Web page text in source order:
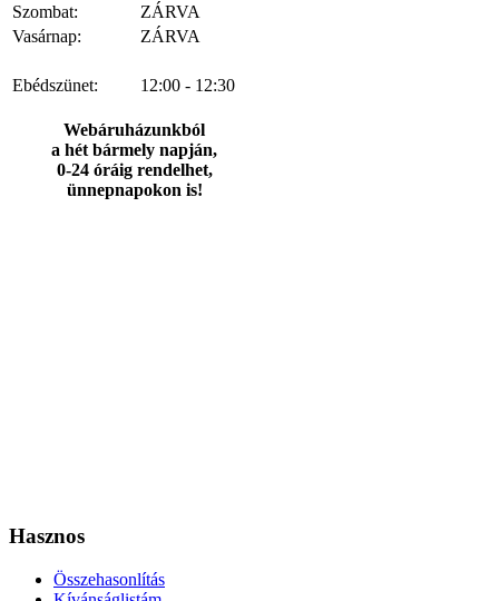
Szombat:
ZÁRVA
Vasárnap:
ZÁRVA
Ebédszünet: 12:00 - 12:30
Webáruházunkból
a hét bármely napján,
0-24 óráig rendelhet,
ünnepnapokon is!
Hasznos
Összehasonlítás